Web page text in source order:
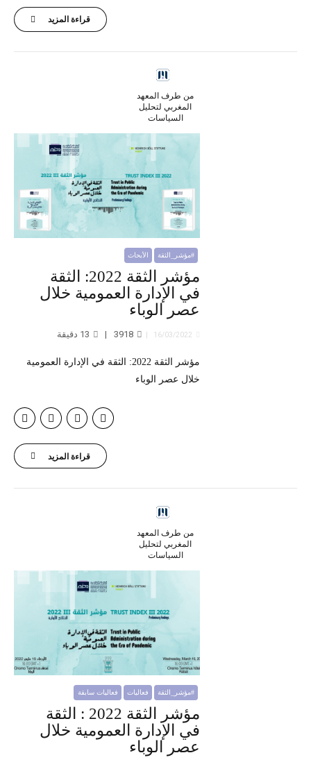
قراءة المزيد
من طرف المعهد
المغربي لتحليل
السياسات
#مؤشر_الثقة الأبحاث
مؤشر الثقة 2022: الثقة
في الإدارة العمومية خلال
عصر الوباء
16/03/2022
3918
13 دقيقة
مؤشر الثقة 2022: الثقة في الإدارة العمومية
خلال عصر الوباء
قراءة المزيد
من طرف المعهد
المغربي لتحليل
السياسات
#مؤشر_الثقة فعاليات فعاليات سابقة
مؤشر الثقة 2022 : الثقة
في الإدارة العمومية خلال
عصر الوباء